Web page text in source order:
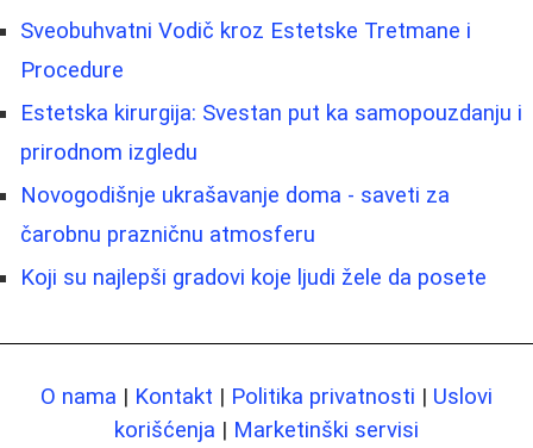
Sveobuhvatni Vodič kroz Estetske Tretmane i
Procedure
Estetska kirurgija: Svestan put ka samopouzdanju i
prirodnom izgledu
Novogodišnje ukrašavanje doma - saveti za
čarobnu prazničnu atmosferu
Koji su najlepši gradovi koje ljudi žele da posete
O nama | Kontakt | Politika privatnosti | Uslovi
korišćenja | Marketinški servisi